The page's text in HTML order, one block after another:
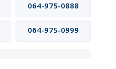
064-975-0888
064-975-0999